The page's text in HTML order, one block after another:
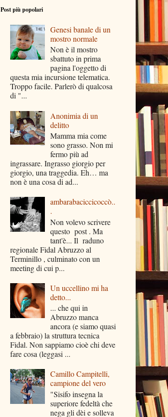
Post più popolari
Genesi banale di un
mostro normale
Non è il mostro
sbattuto in prima
pagina l'oggetto di
questa mia incursione telematica.
Troppo facile. Parlerò di qualcosa
di "...
Anonimia di un
delitto
Mamma mia come
sono grasso. Non mi
fermo più ad
ingrassare. Ingrasso giorgio per
giorgio, una traggedia. Eh… ma
non è una cosa di ad...
ambarabaciccicoccò..
.
Non volevo scrivere
questo post . Ma
tant'è... Il raduno
regionale Fidal Abruzzo al
Terminillo , culminato con un
meeting di cui p...
Un uccellino mi ha
detto...
... che qui in
Abruzzo manca
ancora (e siamo quasi
a febbraio) la struttura tecnica
Fidal. Non sappiamo cioè chi deve
fare cosa (leggasi ...
Camillo Campitelli,
campione del vero
"Sisifo insegna la
superiore fedeltà che
nega gli dèi e solleva